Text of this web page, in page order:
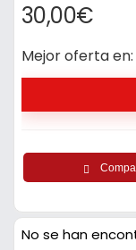
30,00€
Mejor oferta en:
No se han